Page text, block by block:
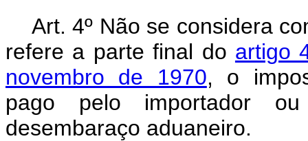
Art. 4º Não se considera
refere a parte final do artigo
novembro de 1970, o
pago pelo importador
desembaraço aduaneiro.